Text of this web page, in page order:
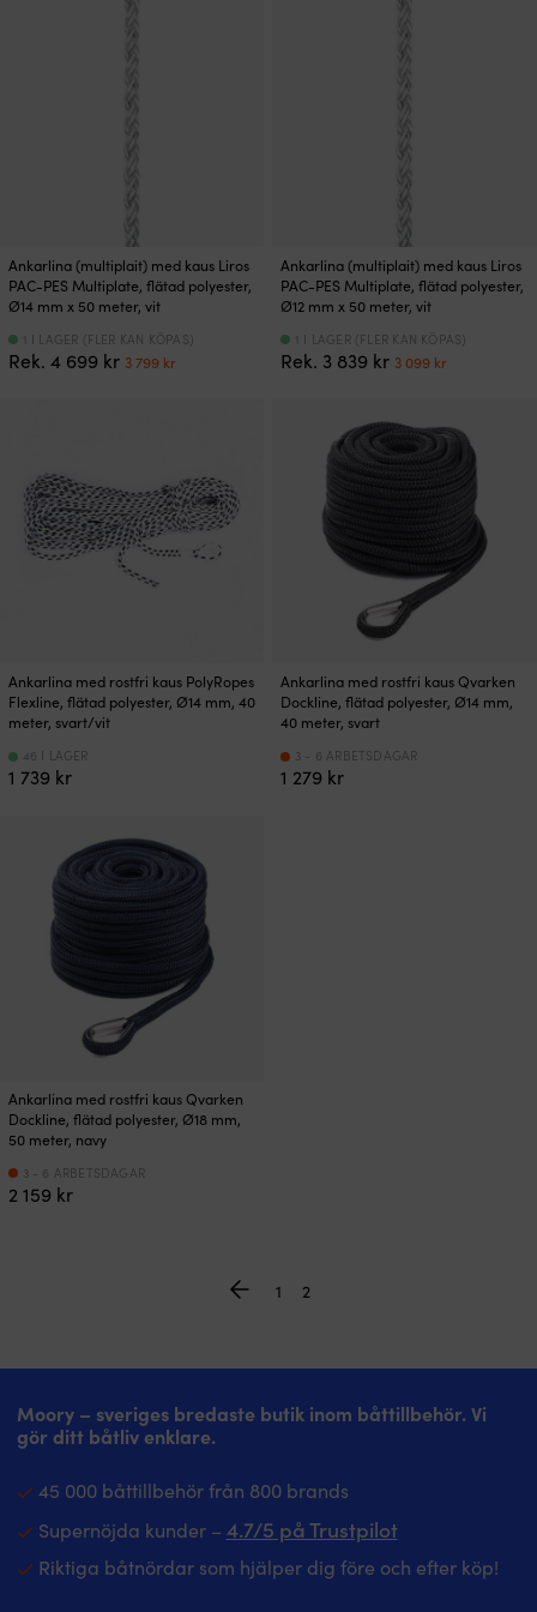
var:
6
099 kr.
Ankarlina (multiplait) med kaus Liros
PAC-PES Multiplate, flätad polyester,
Ø14 mm x 50 meter, vit
Rek. 4 699 kr Det
3 799 krDet
799 kr.
1 I LAGER (FLER KAN KÖPAS)
Ankarlina (multiplait) med kaus Liros
PAC-PES Multiplate, flätad polyester,
Ø12 mm x 50 meter, vit
Rek. 3 839 kr Det
var:
3
3 099 krDet
är:
3
1 I LAGER (FLER KAN KÖPAS)
Ankarlina med rostfri kaus PolyRopes
Flexline, flätad polyester, Ø14 mm, 40
meter, svart/vit
1 739 kr
46 I LAGER
Ankarlina med rostfri kaus Qvarken
Dockline, flätad polyester, Ø14 mm,
40 meter, svart
1 279 kr
3 - 6 ARBETSDAGAR
Ankarlina med rostfri kaus Qvarken
Dockline, flätad polyester, Ø18 mm,
50 meter, navy
2 159 kr
3 - 6 ARBETSDAGAR
1 2
Moory – sveriges bredaste butik inom båttillbehör. Vi
gör ditt båtliv enklare.
45 000 båttillbehör från 800 brands
Supernöjda kunder – 4.7/5 på Trustpilot
Riktiga båtnördar som hjälper dig före och efter köp!